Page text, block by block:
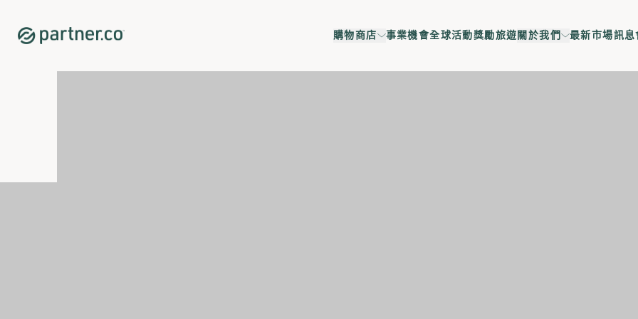
購物商店 事業機會全球活動獎勵旅遊 關於我們 最新市場訊息
Shop
每日基礎營養